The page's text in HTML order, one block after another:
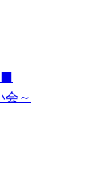
会～